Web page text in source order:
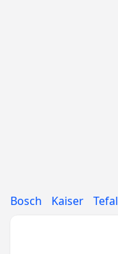
Bosch Kaiser Tefal